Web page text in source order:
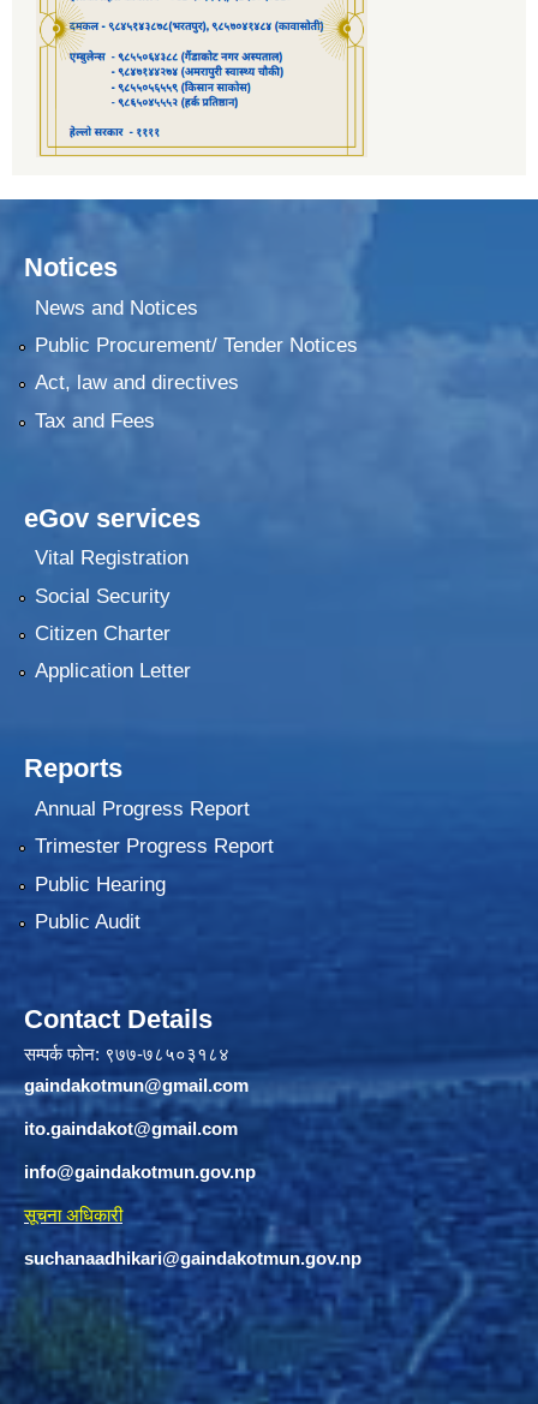
Notices
News and Notices
Public Procurement/ Tender Notices
Act, law and directives
Tax and Fees
eGov services
Vital Registration
Social Security
Citizen Charter
Application Letter
Reports
Annual Progress Report
Trimester Progress Report
Public Hearing
Public Audit
Contact Details
सम्पर्क फोन: ९७७-७८५०३१८४
gaindakotmun@gmail.com
ito.gaindakot@gmail.com
info@gaindakotmun.gov.np
सूचना अधिकारी
suchanaadhikari@gaindakotmun.gov.np